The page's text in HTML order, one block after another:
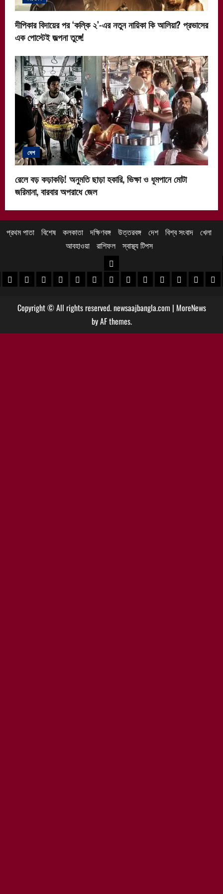
দীপিকার বিদায়ের পর ‘কল্কি ২’-এর নতুন নায়িকা কি আলিয়া? প্রভাসের
এক পোস্টেই জল্পনা তুঙ্গে!
দেশ
রেলে বড় কড়াকড়ি! অনুমতি ছাড়া হকারি, ভিক্ষা ও ধূমপানে মোটা
জরিমানা, বারবার অপরাধে জেল
প্রথম পাতা বিশেষ কলকাতা দক্ষিণবঙ্গ উত্তরবঙ্গ দেশ বিশ্ব সংবাদ খেলা
আবহাওয়া
রাশিফল স্বাস্থ্য টিপস
খবর
খবর
পুরুলিয়া খবর
বাঁকুড়া খবরপশ্চিম বর্ধমান খবর
পূর্ব বর্ধমান খবর
বীরভূম খবরমুর্শিদাবাদ খবর
উত্তরবঙ্গ
কোচবিহার নিউজ
আলিপুরদুয়ার খবর
জলপাইগুড়ি খবর
শিলিগুড়ি খবর
উত্তরদক্ষিণ
Copyright © All rights reserved. newsaajbangla.com | MoreNews
by AF themes.